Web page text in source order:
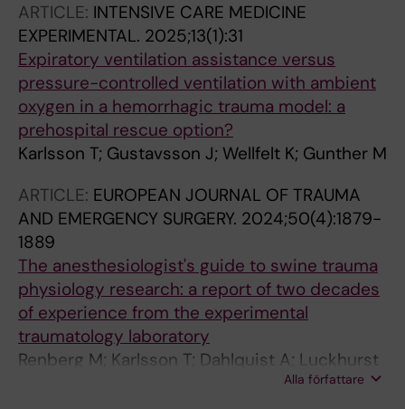
ARTICLE: INTENSIVE CARE MEDICINE
EXPERIMENTAL. 2025;13(1):31
Expiratory ventilation assistance versus
pressure-controlled ventilation with ambient
oxygen in a hemorrhagic trauma model: a
prehospital rescue option?
Karlsson T; Gustavsson J; Wellfelt K; Gunther M
ARTICLE: EUROPEAN JOURNAL OF TRAUMA
AND EMERGENCY SURGERY. 2024;50(4):1879-
1889
The anesthesiologist's guide to swine trauma
physiology research: a report of two decades
of experience from the experimental
traumatology laboratory
Renberg M; Karlsson T; Dahlquist A; Luckhurst
C; Gustavsson J; Arborelius U; Risling M;
Alla författare